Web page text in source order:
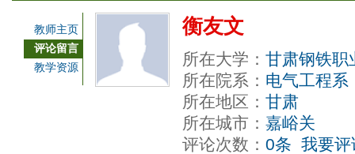
教师主页
评论留言
教学资源
衡友文
所在大学： 甘肃钢铁职
所在院系： 电气工程系
所在地区： 甘肃
所在城市： 嘉峪关
评论次数： 0条 我要评